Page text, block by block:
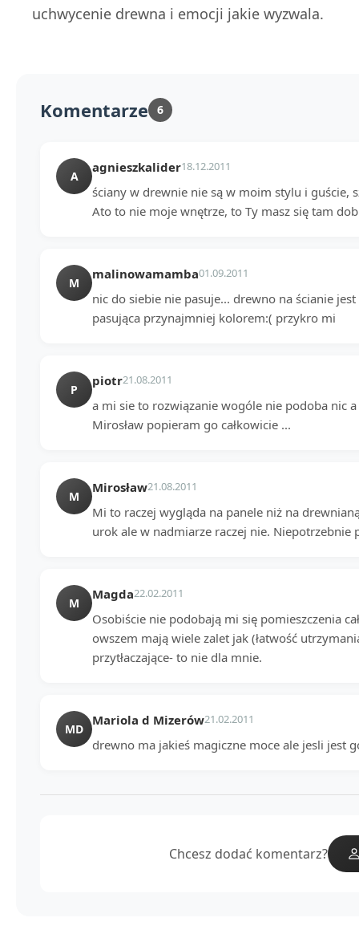
uchwycenie drewna i emocji jakie wyzwala.
Komentarze 6
A
agnieszkalider18.12.2011
ściany w drewnie nie są w moim stylu i guście,
Ato to nie moje wnętrze, to Ty masz się tam
M
malinowamamba01.09.2011
nic do siebie nie pasuje... drewno na ścianie
pasująca przynajmniej kolorem:( przykro mi
P
piotr21.08.2011
a mi sie to rozwiązanie wogóle nie podoba nic
Mirosław popieram go całkowicie ...
M
Mirosław21.08.2011
Mi to raczej wygląda na panele niż na
urok ale w nadmiarze raczej nie. Niepotrzebnie
M
Magda22.02.2011
Osobiście nie podobają mi się pomieszczenia
owszem mają wiele zalet jak (łatwość
przytłaczające- to nie dla mnie.
MD
Mariola d Mizerów21.02.2011
drewno ma jakieś magiczne moce ale jesli jest
Chcesz dodać komentarz?